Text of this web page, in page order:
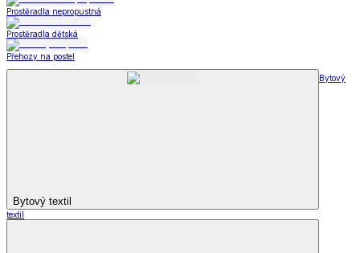
Prostěradla nepropustná
Prostěradla dětská
Přehozy na postel
Bytový textil
Bytový
textil